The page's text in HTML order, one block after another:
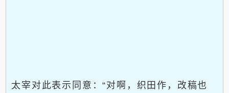
太宰对此表示同意：“对啊，织田作，改稿也